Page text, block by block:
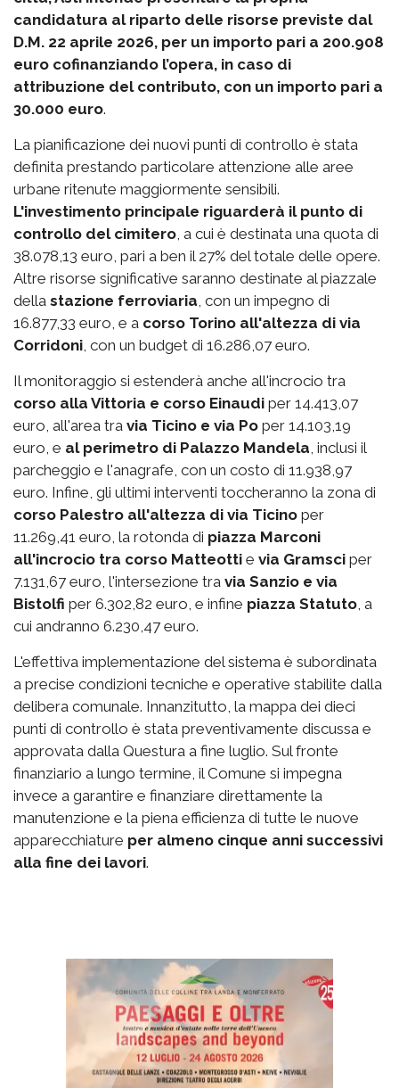
candidatura al riparto delle risorse previste dal
D.M. 22 aprile 2026, per un importo pari a 200.908
euro cofinanziando l’opera, in caso di
attribuzione del contributo, con un importo pari a
30.000 euro.
La pianificazione dei nuovi punti di controllo è stata
definita prestando particolare attenzione alle aree
urbane ritenute maggiormente sensibili.
L'investimento principale riguarderà il punto di
controllo del cimitero, a cui è destinata una quota di
38.078,13 euro, pari a ben il 27% del totale delle opere.
Altre risorse significative saranno destinate al piazzale
della stazione ferroviaria, con un impegno di
16.877,33 euro, e a corso Torino all'altezza di via
Corridoni, con un budget di 16.286,07 euro.
Il monitoraggio si estenderà anche all'incrocio tra
corso alla Vittoria e corso Einaudi per 14.413,07
euro, all'area tra via Ticino e via Po per 14.103,19
euro, e al perimetro di Palazzo Mandela, inclusi il
parcheggio e l'anagrafe, con un costo di 11.938,97
euro. Infine, gli ultimi interventi toccheranno la zona di
corso Palestro all'altezza di via Ticino per
11.269,41 euro, la rotonda di piazza Marconi
all'incrocio tra corso Matteotti e via Gramsci per
7.131,67 euro, l'intersezione tra via Sanzio e via
Bistolfi per 6.302,82 euro, e infine piazza Statuto, a
cui andranno 6.230,47 euro.
L'effettiva implementazione del sistema è subordinata
a precise condizioni tecniche e operative stabilite dalla
delibera comunale. Innanzitutto, la mappa dei dieci
punti di controllo è stata preventivamente discussa e
approvata dalla Questura a fine luglio. Sul fronte
finanziario a lungo termine, il Comune si impegna
invece a garantire e finanziare direttamente la
manutenzione e la piena efficienza di tutte le nuove
apparecchiature per almeno cinque anni successivi
alla fine dei lavori.